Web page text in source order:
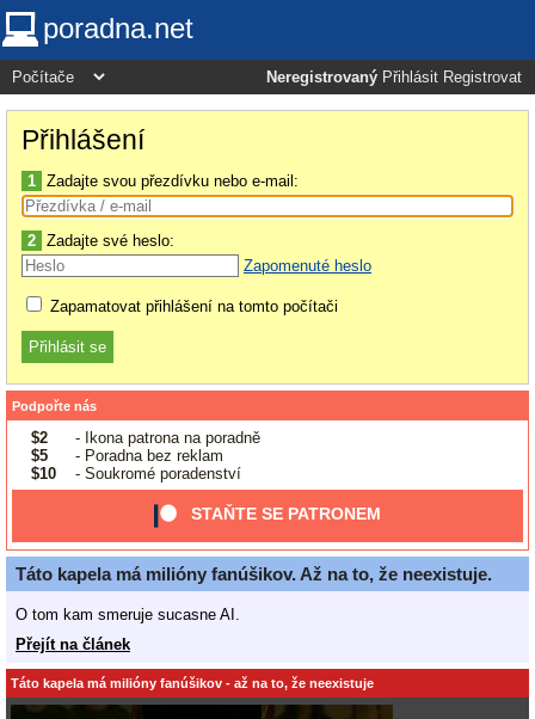
poradna.net
Neregistrovaný Přihlásit Registrovat
Přihlášení
1 Zadajte svou přezdívku nebo e-mail:
2 Zadajte své heslo:
Zapomenuté heslo
Zapamatovat přihlášení na tomto počítači
Podpořte nás
$2
- Ikona patrona na poradně
$5
- Poradna bez reklam
$10
- Soukromé poradenství
STAŇTE SE PATRONEM
Táto kapela má milióny fanúšikov. Až na to, že neexistuje.
O tom kam smeruje sucasne AI.
Přejít na článek
Táto kapela má milióny fanúšikov - až na to, že neexistuje